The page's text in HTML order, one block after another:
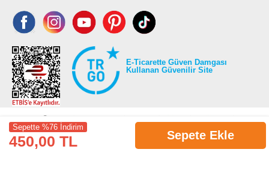
Sepette %76 İndirim
450,00 TL Sepete Ekle
E-Ticarette Güven Damgası
Kullanan Güvenilir Site
©2026 Tüm modaselvim.com hakları saklıdır.